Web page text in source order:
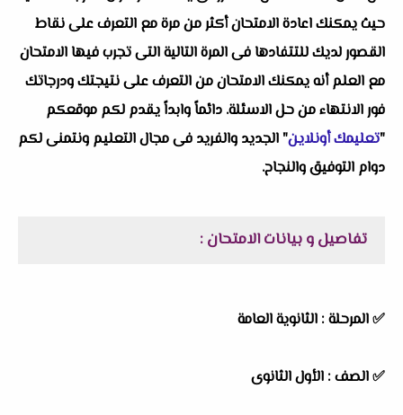
حيث يمكنك اعادة الامتحان أكثر من مرة مع التعرف على نقاط
القصور لديك للتتفادها فى المرة التالية التى تجرب فيها الامتحان
مع العلم أنه يمكنك الامتحان من التعرف على نتيجتك ودرجاتك
فور الانتهاء من حل الاسئلة. دائماً وابداً يقدم لكم موقعكم
"تعليمك أونلاين" الجديد والفريد فى مجال التعليم ونتمنى لكم
دوام التوفيق والنجاح.
تفاصيل و بيانات الامتحان :
✅المرحلة : الثانوية العامة
✅الصف : الأول الثانوى